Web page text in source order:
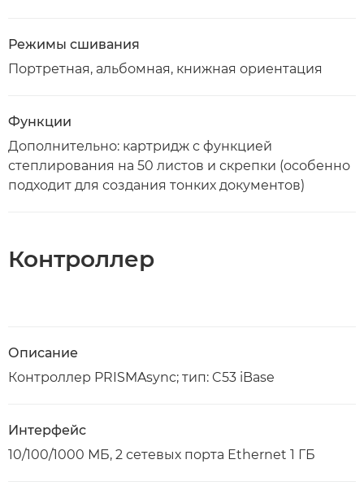
Режимы сшивания
Портретная, альбомная, книжная ориентация
Функции
Дополнительно: картридж с функцией
степлирования на 50 листов и скрепки (особенно
подходит для создания тонких документов)
Контроллер
Описание
Контроллер PRISMAsync; тип: C53 iBase
Интерфейс
10/100/1000 МБ, 2 сетевых порта Ethernet 1 ГБ